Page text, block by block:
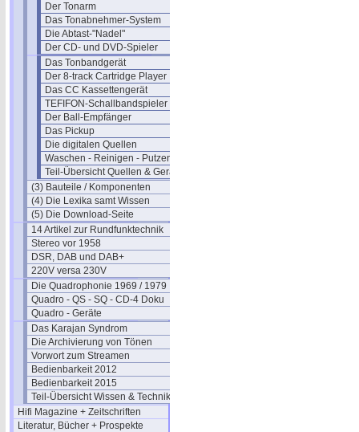
Der Tonarm
Das Tonabnehmer-System
Die Abtast-"Nadel"
Der CD- und DVD-Spieler
Das Tonbandgerät
Der 8-track Cartridge Player
Das CC Kassettengerät
TEFIFON-Schallbandspieler (1950)
Der Ball-Empfänger
Das Pickup
Die digitalen Quellen
Waschen - Reinigen - Putzen
Teil-Übersicht Quellen & Geräte
(3) Bauteile / Komponenten
(4) Die Lexika samt Wissen
(5) Die Download-Seite
14 Artikel zur Rundfunktechnik
Stereo vor 1958
DSR, DAB und DAB+
220V versa 230V
Die Quadrophonie 1969 / 1979
Quadro - QS - SQ - CD-4 Doku
Quadro - Geräte
Das Karajan Syndrom
Die Archivierung von Tönen
Vorwort zum Streamen
Bedienbarkeit 2012
Bedienbarkeit 2015
Teil-Übersicht Wissen & Technik
Hifi Magazine + Zeitschriften
Literatur, Bücher + Prospekte